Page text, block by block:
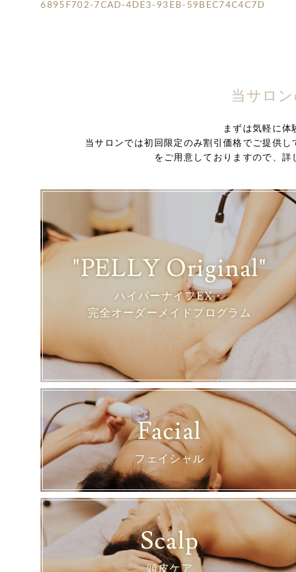
6895F702-7CAD-4DE3-93EB-59BEC74C4C7D
当サロ
まずは気軽に体
当サロンでは初回限定のみ割引価格でご提供
をご用意しておりますので、詳
"PELLY Original"
ハイパーナイフEX・
完全オーダーメイドプログラム
Facial
フェイシャル
Scalp
頭皮ケア